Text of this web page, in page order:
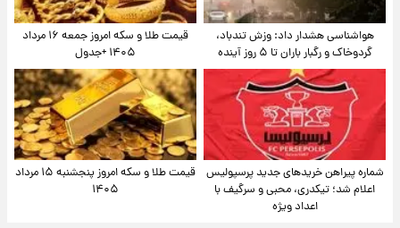
هواشناسی هشدار داد: وزش تندباد،
گردوخاک و رگبار باران تا ۵ روز آینده
قیمت طلا و سکه امروز جمعه ۱۶ مرداد
۱۴۰۵ +جدول
شماره پیراهن خریدهای جدید پرسپولیس
اعلام شد؛ تیکدری، محبی و سرگیف با
اعداد ویژه
قیمت طلا و سکه امروز پنجشنبه ۱۵ مرداد
۱۴۰۵